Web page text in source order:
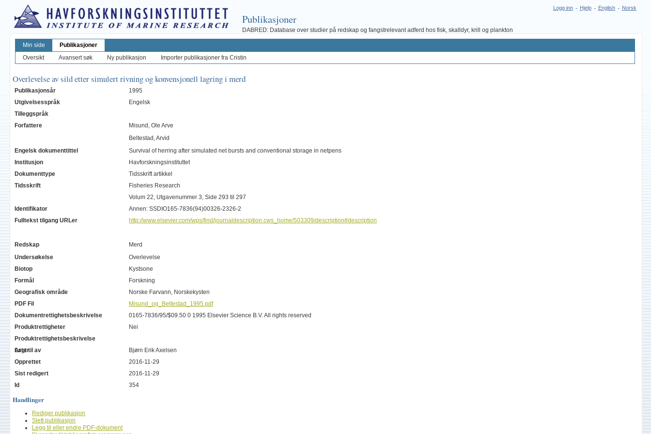
Norsk
-
English
-
Hjelp
-
Logg inn
Publikasjoner
DABRED: Database over studier på redskap og fangstrelevant adferd hos fisk, skalldyr, krill og plankton
Min side
Publikasjoner
Oversikt
Avansert søk Ny publikasjon Importer publikasjoner fra Cristin
Overlevelse av sild etter simulert rivning og konvensjonell lagring i merd
Publikasjonsår
1995
Utgivelsesspråk
Engelsk
Tilleggspråk
Forfattere
Misund, Ole Arve
Beltestad, Arvid
Engelsk dokumenttittel
Survival of herring after simulated net bursts and conventional storage in netpens
Institusjon
Havforskningsinstituttet
Dokumenttype
Tidsskrift artikkel
Tidsskrift
Fisheries Research
Volum 22, Utgavenummer 3, Side 293 til 297
Identifikator
Annen: SSDIO165-7836(94)00326-2326-2
Fulltekst tilgang URLer
http://www.elsevier.com/wps/find/journaldescription.cws_home/503309/description#description
Redskap
Merd
Undersøkelse
Overlevelse
Biotop
Kystsone
Formål
Forskning
Geografisk område
Norske Farvann, Norskekysten
PDF Fil
Misund_og_Beltestad_1995.pdf
Dokumentrettighetsbeskrivelse
0165-7836/95/$09.50 0 1995 Elsevier Science B.V. All rights reserved
Produktrettigheter
Nei
Produktrettighetsbeskrivelse
Arter
Lagt til av
Bjørn Erik Axelsen
Opprettet
2016-11-29
Sist redigert
2016-11-29
Id
354
Handlinger
Rediger publikasjon
Slett publikasjon
Legg til eller endre PDF-dokument